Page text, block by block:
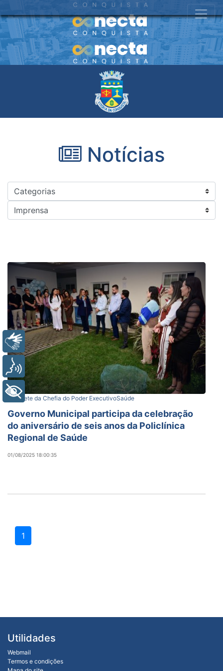
Notícias
Gabinete da Chefia do Poder ExecutivoSaúde
Governo Municipal participa da celebração
do aniversário de seis anos da Policlínica
Regional de Saúde
01/08/2025 18:00:35
1
Utilidades
Webmail
Termos e condições
Libras
Voz
+ Acessibilidade